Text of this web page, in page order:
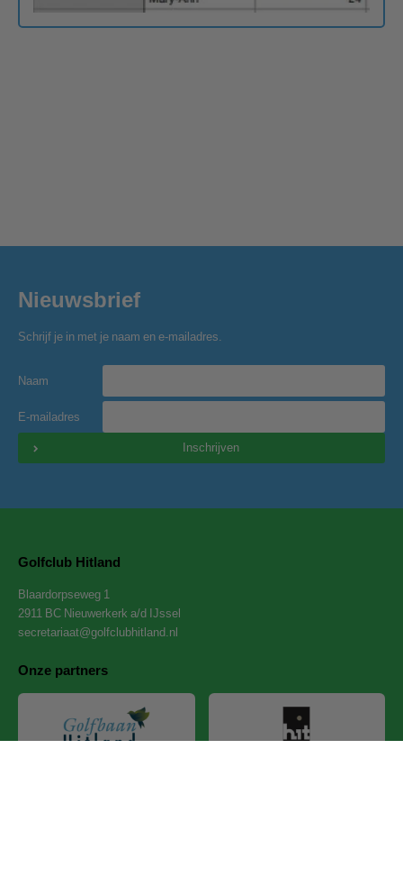
Nieuwsbrief
Schrijf je in met je naam en e-mailadres.
Naam
E-mailadres
Inschrijven
Golfclub Hitland
Blaardorpseweg 1
2911 BC Nieuwerkerk a/d IJssel
secretariaat@golfclubhitland.nl
Onze partners